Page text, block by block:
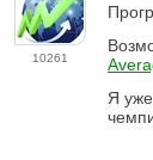
10261
Я